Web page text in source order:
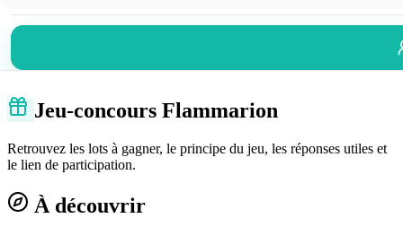
Jeu-concours Flammarion
Retrouvez les lots à gagner, le principe du jeu, les réponses utiles et
le lien de participation.
À découvrir